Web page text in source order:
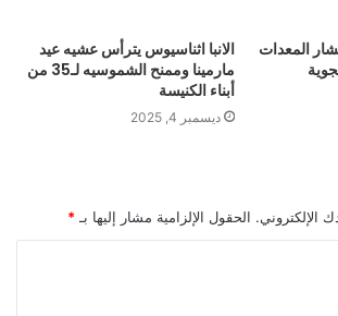
المعدات
الانبا اثناسيوس يترأس عشيه عيد
مارمينا وممنح الشموسيه لـ35 من
أبناء الكنيسة
ديسمبر 4, 2025
الإلكتروني. الحقول الإلزامية مشار إليها بـ *